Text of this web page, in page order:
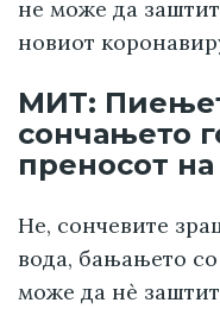
не може да
новиот
МИТ:
сончањето
преносот
Не, сончевите
вода, бањањето
може да нè